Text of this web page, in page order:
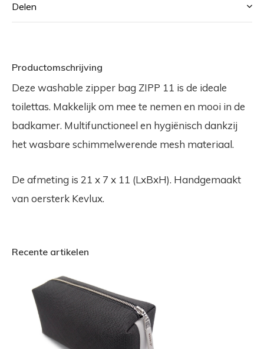
Delen
Productomschrijving
Deze washable zipper bag ZIPP 11 is de ideale
toilettas. Makkelijk om mee te nemen en mooi in de
badkamer. Multifunctioneel en hygiënisch dankzij
het wasbare schimmelwerende mesh materiaal.
De afmeting is 21 x 7 x 11 (LxBxH). Handgemaakt
van oersterk Kevlux.
Recente artikelen